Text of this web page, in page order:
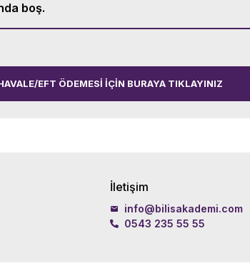
boş.
EFT ÖDEMESI IÇIN BURAYA TIKLAYINIZ
İletişim
info@bilisakademi.com
0543 235 55 55